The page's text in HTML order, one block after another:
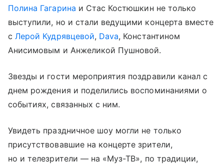
Полина Гагарина и Стас Костюшкин не только
выступили, но и стали ведущими концерта вместе
сЛерой Кудрявцевой, Dava, Константином
Анисимовым и Анжеликой Пушновой.
Звезды и гости мероприятия поздравили канал с
днем рождения и поделились воспоминаниями о
событиях, связанных с ним.
Увидеть праздничное шоу могли не только
присутствовавшие на концерте зрители,
но и телезрители — на «Муз-ТВ», по традиции,